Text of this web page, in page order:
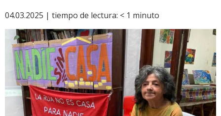
04.03.2025 | tiempo de lectura: < 1 minuto